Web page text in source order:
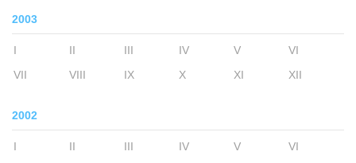
2003
I II III IV V
VI
VII
VIII IX X XI XII
2002
I II III IV V
VI